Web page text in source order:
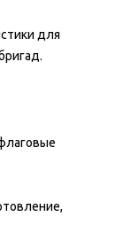
для